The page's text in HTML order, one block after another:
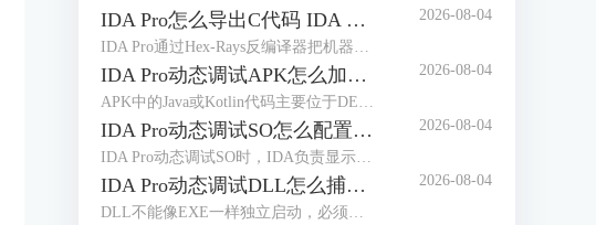
IDA Pro怎么导出C代码 IDA Pro导出的C代码缺少变量声明如何处理 2026-08-04
IDA Pro动态调试APK怎么加载符号 IDA Pro调试APK时符号名称缺失如何补全 2026-08-04
IDA Pro动态调试SO怎么配置远程服务器 IDA Pro远程调试连接频繁中断如何处理 2026-08-04
IDA Pro动态调试DLL怎么捕获模块加载 IDA Pro模块加载后断点没有触发是什么原因 2026-08-04